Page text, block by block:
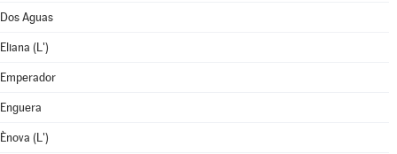
Dos Aguas
Eliana (L')
Emperador
Enguera
Ènova (L')